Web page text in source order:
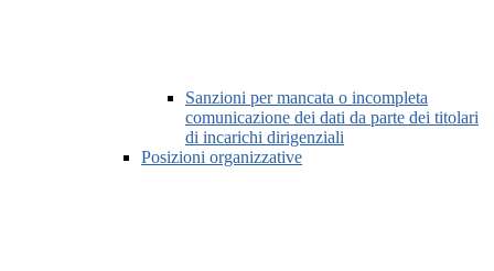
Sanzioni per mancata o incompleta
comunicazione dei dati da parte dei titolari
di incarichi dirigenziali
Posizioni organizzative